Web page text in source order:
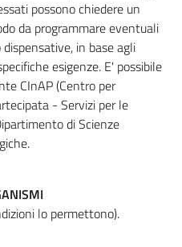
possono chiedere un
da programmare eventuali
in base agli
esigenze. E' possibile
CInAP (Centro per
- Servizi per le
di Scienze
lo permettono).